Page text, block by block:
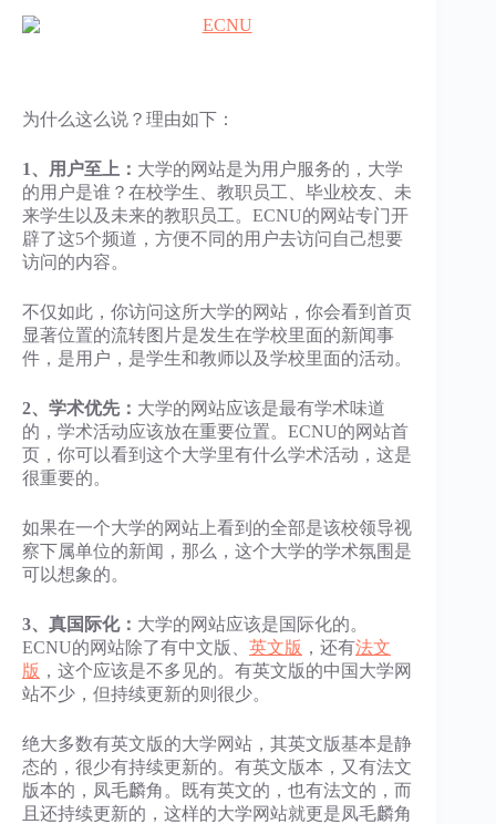
为什么这么说？理由如下：
1、用户至上： 大学的网站是为用户服务的，大学
的用户是谁？在校学生、教职员工、毕业校友、未
来学生以及未来的教职员工。ECNU的网站专门开
辟了这5个频道，方便不同的用户去访问自己想要
访问的内容。
不仅如此，你访问这所大学的网站，你会看到首页
显著位置的流转图片是发生在学校里面的新闻事
件，是用户，是学生和教师以及学校里面的活动。
2、学术优先： 大学的网站应该是最有学术味道
的，学术活动应该放在重要位置。ECNU的网站首
页，你可以看到这个大学里有什么学术活动，这是
很重要的。
如果在一个大学的网站上看到的全部是该校领导视
察下属单位的新闻，那么，这个大学的学术氛围是
可以想象的。
3、真国际化： 大学的网站应该是国际化的。
ECNU的网站除了有中文版、 英文版 ，还有法文
版 ，这个应该是不多见的。有英文版的中国大学网
站不少，但持续更新的则很少。
绝大多数有英文版的大学网站，其英文版基本是静
态的，很少有持续更新的。有英文版本，又有法文
版本的，凤毛麟角。既有英文的，也有法文的，而
且还持续更新的，这样的大学网站就更是凤毛麟角